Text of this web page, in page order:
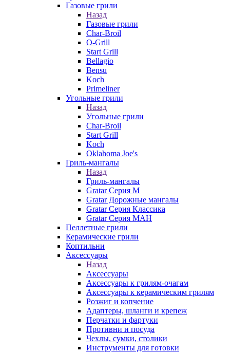
Газовые грили
Назад
Газовые грили
Char-Broil
O-Grill
Start Grill
Bellagio
Bensu
Koch
Primeliner
Угольные грили
Назад
Угольные грили
Char-Broil
Start Grill
Koch
Oklahoma Joe's
Гриль-мангалы
Назад
Гриль-мангалы
Gratar Серия M
Gratar Дорожные мангалы
Gratar Серия Классика
Gratar Серия МАН
Пеллетные грили
Керамические грили
Коптильни
Аксессуары
Назад
Аксессуары
Аксессуары к грилям-очагам
Аксессуары к керамическим грилям
Розжиг и копчение
Адаптеры, шланги и крепеж
Перчатки и фартуки
Противни и посуда
Чехлы, сумки, столики
Инструменты для готовки